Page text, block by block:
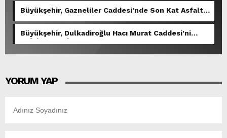
Büyükşehir, Gazneliler Caddesi’nde Son Kat Asfalt
Serimini Sürdürüyor.
Büyükşehir, Dulkadiroğlu Hacı Murat Caddesi’ni
Asfalta Hazırlıyor.
YORUM YAP